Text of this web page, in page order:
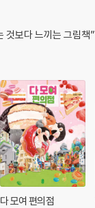
것보다 느끼는 그림책”
다 모여 편의점